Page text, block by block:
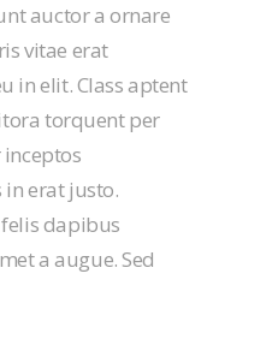
auctor a ornare
vitae erat
in elit. Class aptent
torquent per
erat justo.
dapibus
a augue. Sed